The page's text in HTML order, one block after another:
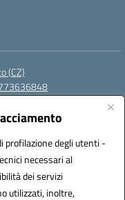
profilazione degli utenti -
necessari al
dei servizi
utilizzati, inoltre,
(CZ)
(IPA): istsc_czrh04000q